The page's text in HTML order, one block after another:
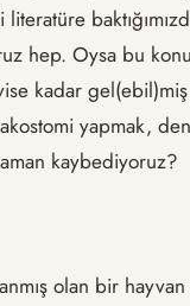
hep. Oysa bu
kadar
yapmak,
kaybediyoruz?
olan bir